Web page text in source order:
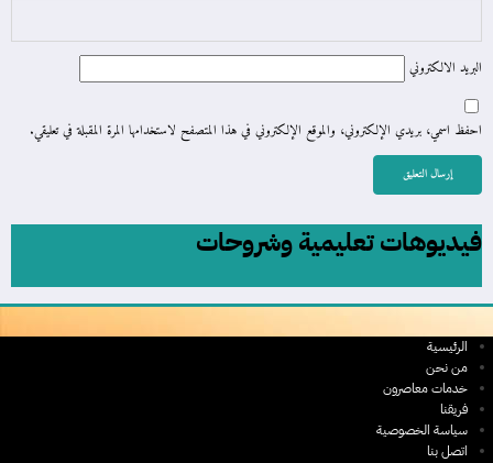
البريد الالكتروني
احفظ اسمي، بريدي الإلكتروني، والموقع الإلكتروني في هذا المتصفح لاستخدامها المرة المقبلة في تعليقي.
فيديوهات تعليمية وشروحات
الرئيسية
من نحن
خدمات معاصرون
فريقنا
سياسة الخصوصية
اتصل بنا